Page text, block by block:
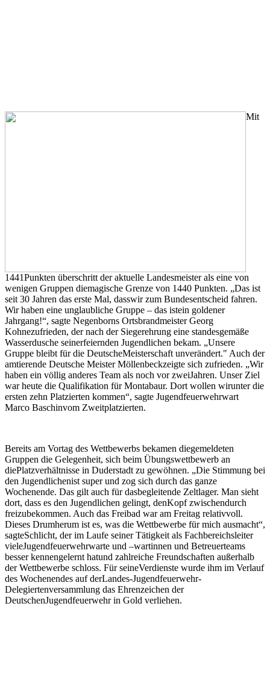
Mit
1441Punkten überschritt der aktuelle Landesmeister als eine von
wenigen Gruppen diemagische Grenze von 1440 Punkten. „Das ist
seit 30 Jahren das erste Mal, dasswir zum Bundesentscheid fahren.
Wir haben eine unglaubliche Gruppe – das istein goldener
Jahrgang!“, sagte Negenborns Ortsbrandmeister Georg
Kohnezufrieden, der nach der Siegerehrung eine standesgemäße
Wasserdusche seinerfeiernden Jugendlichen bekam. „Unsere
Gruppe bleibt für die DeutscheMeisterschaft unverändert." Auch der
amtierende Deutsche Meister Möllenbeckzeigte sich zufrieden. „Wir
haben ein völlig anderes Team als noch vor zweiJahren. Unser Ziel
war heute die Qualifikation für Montabaur. Dort wollen wirunter die
ersten zehn Platzierten kommen“, sagte Jugendfeuerwehrwart
Marco Baschinvom Zweitplatzierten.
Bereits am Vortag des Wettbewerbs bekamen diegemeldeten
Gruppen die Gelegenheit, sich beim Übungswettbewerb an
diePlatzverhältnisse in Duderstadt zu gewöhnen. „Die Stimmung bei
den Jugendlichenist super und zog sich durch das ganze
Wochenende. Das gilt auch für dasbegleitende Zeltlager. Man sieht
dort, dass es den Jugendlichen gelingt, denKopf zwischendurch
freizubekommen. Auch das Freibad war am Freitag relativvoll.
Dieses Drumherum ist es, was die Wettbewerbe für mich ausmacht“,
sagteSchlicht, der im Laufe seiner Tätigkeit als Fachbereichsleiter
vieleJugendfeuerwehrwarte und –wartinnen und Betreuerteams
besser kennengelernt hatund zahlreiche Freundschaften außerhalb
der Wettbewerbe schloss. Für seineVerdienste wurde ihm im Verlauf
des Wochenendes auf derLandes-Jugendfeuerwehr-
Delegiertenversammlung das Ehrenzeichen der
DeutschenJugendfeuerwehr in Gold verliehen.